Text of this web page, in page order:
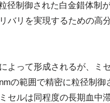
径制御された白金錯体制
バリを実現するための高
よって形成されるが、ミ
の範囲で精密に粒径制御
セルは同程度の長期血中